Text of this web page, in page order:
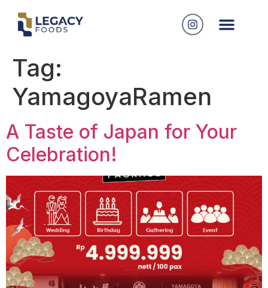
Tag:
YamagoyaRamen
A Taste of Japan for Your
Celebration!